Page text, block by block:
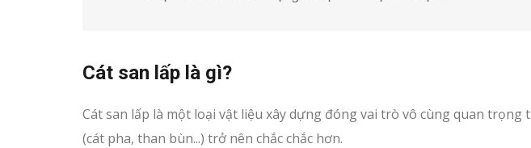
Cát san lấp là gì?
Cát san lấp là một loại vật liệu xây dựng đóng vai trò vô cùng quan
(cát pha, than bùn...) trở nên chắc chắc hơn.